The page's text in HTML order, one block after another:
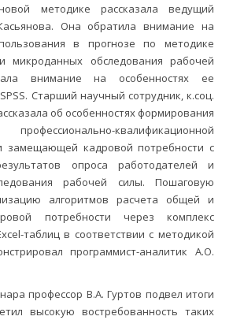
методике рассказала ведущий
Она обратила внимание на
в прогнозе по методике
микроданных обследования рабочей
внимание на особенностях ее
Старший научный сотрудник, к.соц.
об особенностях формирования
квалификационной
замещающей кадровой потребности с
опроса работодателей и
рабочей силы. Пошаговую
алгоритмов расчета общей и
потребности через комплекс
таблиц в соответствии с методикой
программист-аналитик А.О.
профессор В.А. Гуртов подвел итоги
высокую востребованность таких